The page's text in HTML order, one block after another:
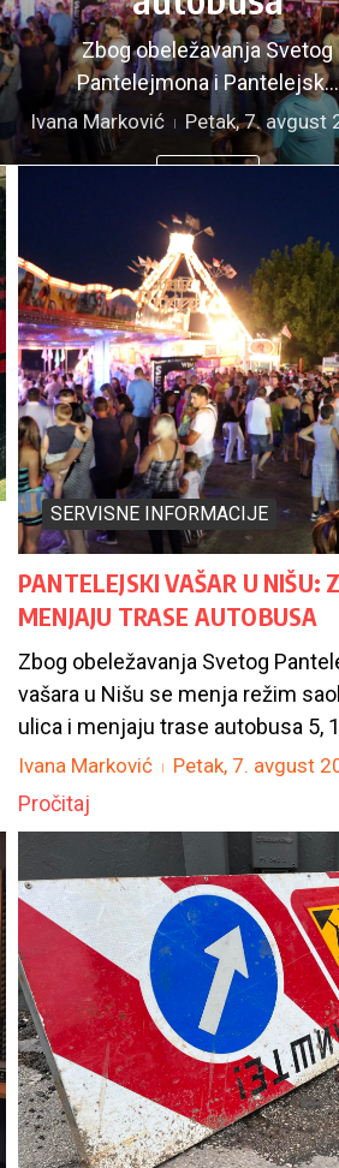
Zbog obeležavanja Svetog
Pantelejmona i Pantelejsk...
Ivana Marković Petak, 7. avgust
SERVISNE INFORMACIJE
PANTELEJSKI VAŠAR U NIŠU:
MENJAJU TRASE AUTOBUSA
Zbog obeležavanja Svetog
vašara u Nišu se menja režim
ulica i menjaju trase autobusa 5,
Ivana Marković Petak, 7. avgust
Pročitaj